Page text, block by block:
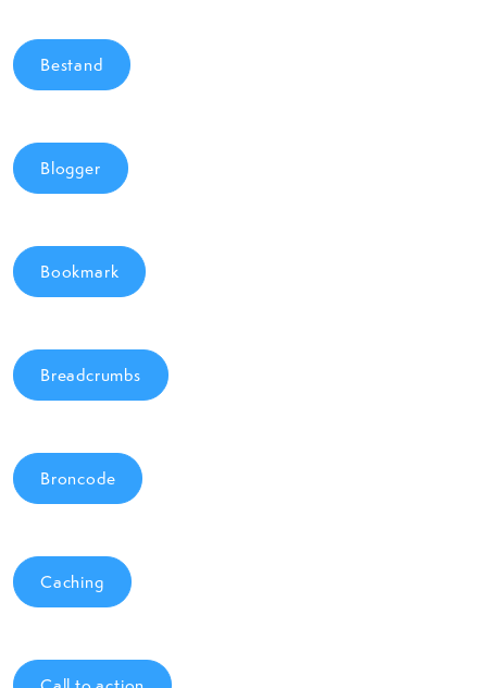
Bestand
Blogger
Bookmark
Breadcrumbs
Broncode
Caching